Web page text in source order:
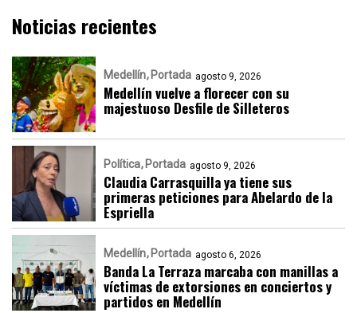
Noticias recientes
Medellín Portada agosto 9, 2026
Medellín vuelve a florecer con su
majestuoso Desfile de Silleteros
Política Portada agosto 9, 2026
Claudia Carrasquilla ya tiene sus
primeras peticiones para Abelardo de la
Espriella
Medellín Portada agosto 6, 2026
Banda La Terraza marcaba con manillas a
víctimas de extorsiones en conciertos y
partidos en Medellín